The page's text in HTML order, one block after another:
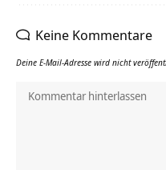
Keine Kommentare
Deine E-Mail-Adresse wird nicht